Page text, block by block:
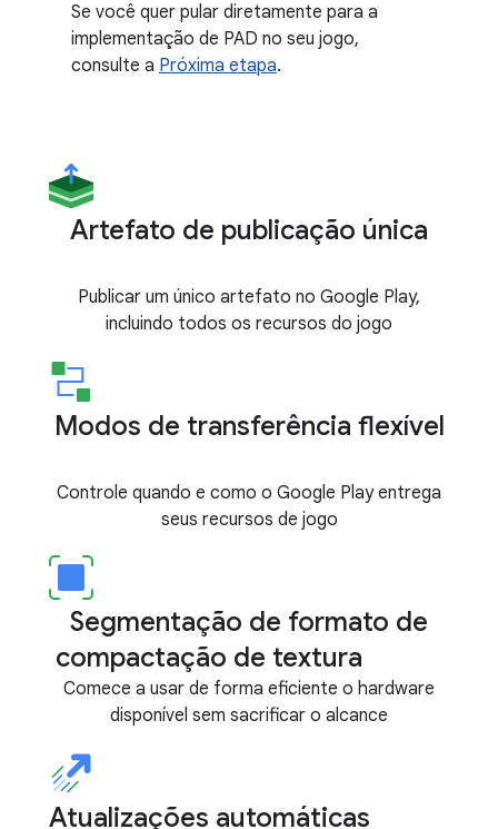
Se você quer pular diretamente para a
implementação de PAD no seu jogo,
consulte a Próxima etapa.
Artefato de publicação única
Publicar um único artefato no Google Play,
incluindo todos os recursos do jogo
Modos de transferência flexível
Controle quando e como o Google Play entrega
seus recursos de jogo
Segmentação de formato de
compactação de textura
Comece a usar de forma eficiente o hardware
disponível sem sacrificar o alcance
Atualizações automáticas